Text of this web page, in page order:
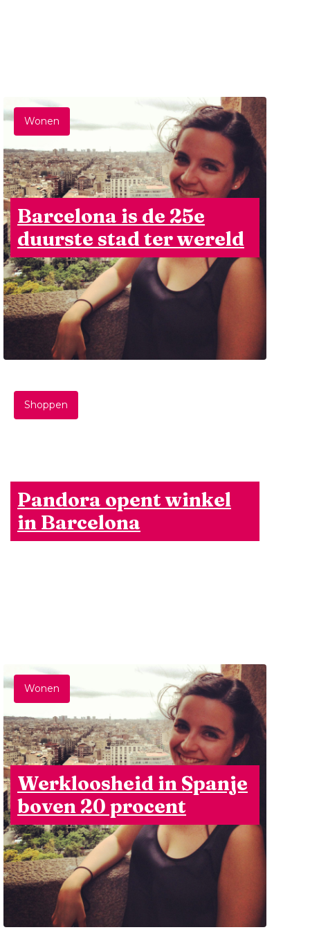
Wonen
Barcelona is de 25e
duurste stad ter wereld
Shoppen
Pandora opent winkel
in Barcelona
Wonen
Werkloosheid in Spanje
boven 20 procent